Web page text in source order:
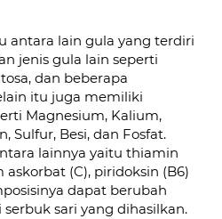
antara lain gula yang terdiri
jenis gula lain seperti
dan beberapa
itu juga memiliki
Magnesium, Kalium,
Sulfur, Besi, dan Fosfat.
lainnya yaitu thiamin
askorbat (C), piridoksin (B6)
dapat berubah
sari yang dihasilkan.